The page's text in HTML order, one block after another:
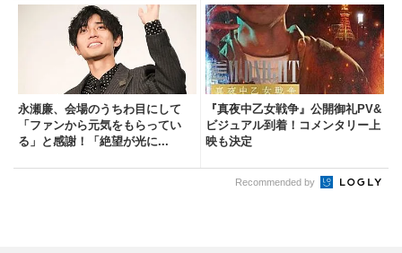
永瀬廉、会場のうちわ目にして
「ファンから元気をもらってい
る」と感謝！「絶望が光に...
『真夜中乙女戦争』公開御礼PV&
ビジュアル到着！コメンタリー上
映も決定
Recommended by